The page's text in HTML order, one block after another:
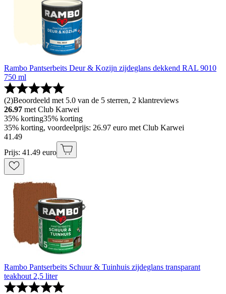
Rambo Pantserbeits Deur & Kozijn zijdeglans dekkend RAL 9010
750 ml
(2)Beoordeeld met 5.0 van de 5 sterren, 2 klantreviews
26.97 met Club Karwei
35% korting35% korting
35% korting, voordeelprijs: 26.97 euro met Club Karwei
41 .49
Prijs: 41.49 euro
Rambo Pantserbeits Schuur & Tuinhuis zijdeglans transparant
teakhout 2,5 liter